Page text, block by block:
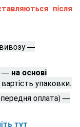
після
—
— на основі
упаковки.
оплата) —
тут